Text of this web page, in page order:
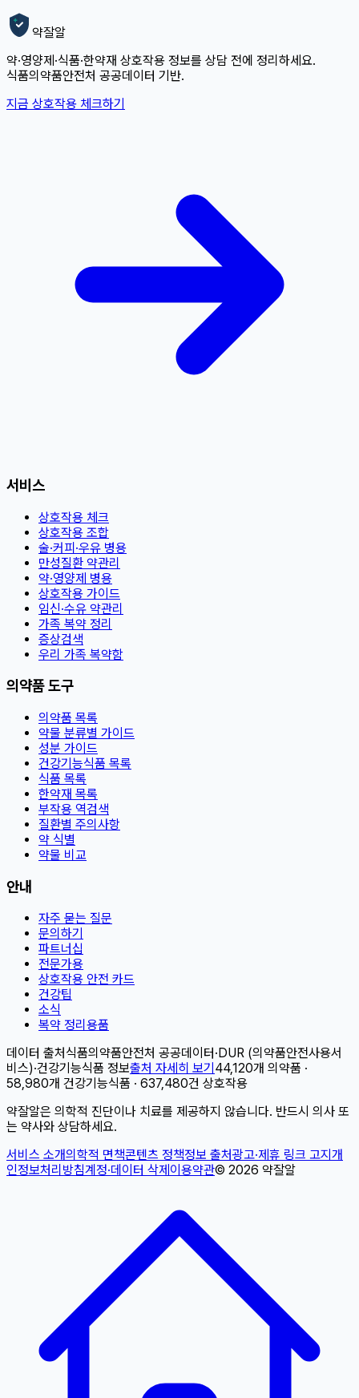
약잘알
약·영양제·식품·한약재 상호작용 정보를 상담 전에 정리하세요.
식품의약품안전처 공공데이터 기반.
지금 상호작용 체크하기
서비스
상호작용 체크
상호작용 조합
술·커피·우유 병용
만성질환 약관리
약·영양제 병용
상호작용 가이드
임신·수유 약관리
가족 복약 정리
증상검색
우리 가족 복약함
의약품 도구
의약품 목록
약물 분류별 가이드
성분 가이드
건강기능식품 목록
식품 목록
한약재 목록
부작용 역검색
질환별 주의사항
약 식별
약물 비교
안내
자주 묻는 질문
문의하기
파트너십
전문가용
상호작용 안전 카드
건강팁
소식
복약 정리용품
데이터 출처 식품의약품안전처 공공데이터 · DUR (의약품안전사용서
비스)·건강기능식품 정보출처 자세히 보기 44,120개 의약품 ·
58,980개 건강기능식품 · 637,480건 상호작용
약잘알은 의학적 진단이나 치료를 제공하지 않습니다. 반드시 의사 또
는 약사와 상담하세요.
서비스 소개의학적 면책콘텐츠 정책정보 출처광고·제휴 링크 고지 개
인정보처리방침계정·데이터 삭제 이용약관© 2026 약잘알